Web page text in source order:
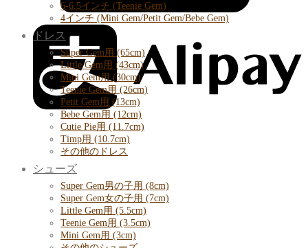
6-6.5インチ (Teenie Gem)
4インチ (Mini Gem/Petit Gem/Bebe Gem)
ドレス
Super Gem用 (65cm)
Little Gem用 (43cm)
Mini Gem用 (30cm)
Teenie Gem用 (26cm)
Petit Gem用 (13cm)
Bebe Gem用 (12cm)
Cutie Pie用 (11.7cm)
Timp用 (10.7cm)
その他のドレス
シューズ
Super Gem男の子用 (8cm)
Super Gem女の子用 (7cm)
Little Gem用 (5.5cm)
Teenie Gem用 (3.5cm)
Mini Gem用 (3cm)